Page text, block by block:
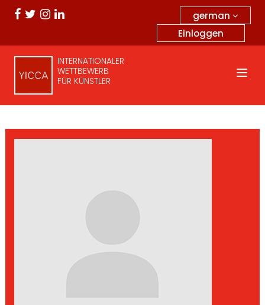
german
Einloggen
INTERNATIONALER
WETTBEWERB
FÜR KÜNSTLER